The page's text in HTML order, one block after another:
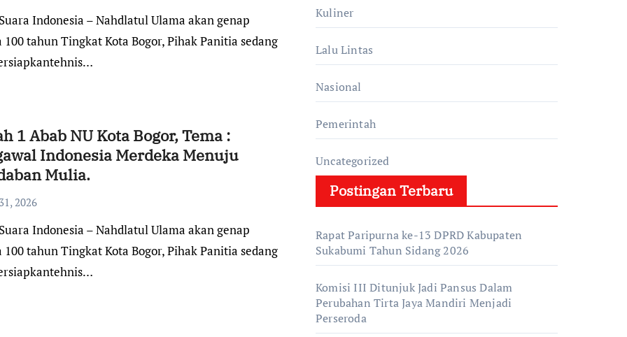
100 tahun Tingkat Kota Bogor, Pihak Panitia sedang
1 Abab NU Kota Bogor, Tema :
Indonesia Merdeka Menuju
Mulia.
2026
100 tahun Tingkat Kota Bogor, Pihak Panitia sedang
Kuliner
Lalu Lintas
Nasional
Pemerintah
Uncategorized
Postingan Terbaru
Rapat Paripurna ke-13 DPRD Kabupaten
Sukabumi Tahun Sidang 2026
Komisi III Ditunjuk Jadi Pansus Dalam
Perubahan Tirta Jaya Mandiri Menjadi
Perseroda